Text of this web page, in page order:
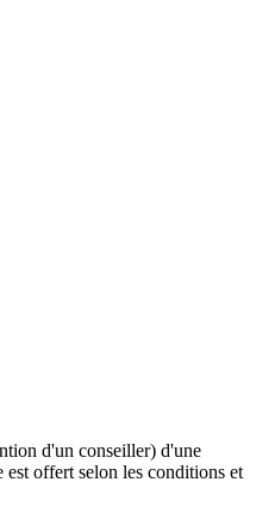
d'un conseiller) d'une
est offert selon les conditions et